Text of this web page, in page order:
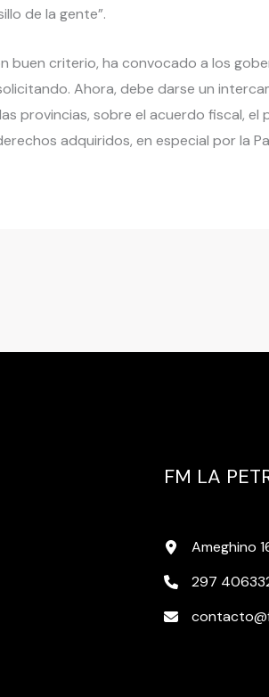
de la gente”.
buen criterio, ha convocado a los
Ahora, debe darse un
provincias, sobre el acuerdo fiscal,
adquiridos, en especial por la
FM LA
Ameghino
297